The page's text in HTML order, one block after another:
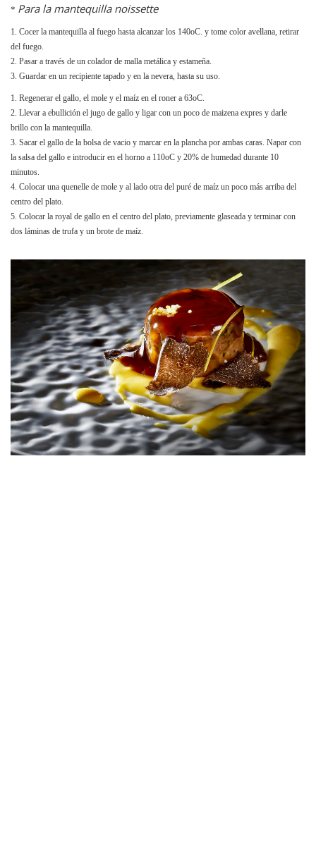
* Para la mantequilla noissette
1. Cocer la mantequilla al fuego hasta alcanzar los 140oC. y tome color avellana, retirar
del fuego.
2. Pasar a través de un colador de malla metálica y estameña.
3. Guardar en un recipiente tapado y en la nevera, hasta su uso.
1. Regenerar el gallo, el mole y el maíz en el roner a 63oC.
2. Llevar a ebullición el jugo de gallo y ligar con un poco de maizena expres y darle
brillo con la mantequilla.
3. Sacar el gallo de la bolsa de vacio y marcar en la plancha por ambas caras. Napar con
la salsa del gallo e introducir en el horno a 110oC y 20% de humedad durante 10
minutos.
4. Colocar una quenelle de mole y al lado otra del puré de maíz un poco más arriba del
centro del plato.
5. Colocar la royal de gallo en el centro del plato, previamente glaseada y terminar con
dos láminas de trufa y un brote de maíz.